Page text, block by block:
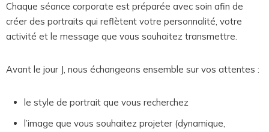
Chaque séance corporate est préparée avec soin afin de
créer des portraits qui reflètent votre personnalité, votre
activité et le message que vous souhaitez transmettre.
Avant le jour J, nous échangeons ensemble sur vos attentes :
le style de portrait que vous recherchez
l’image que vous souhaitez projeter (dynamique,